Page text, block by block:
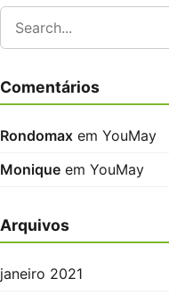
Comentários
Rondomax em YouMay
Monique em YouMay
Arquivos
janeiro 2021